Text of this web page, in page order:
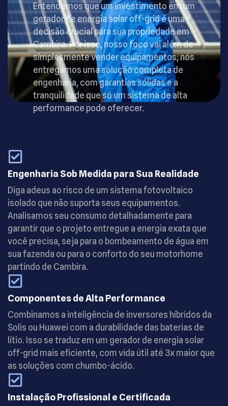
Entendemos que um investimento em um
gerador de energia solar off-grid é uma
decisão crucial para sua propriedade em
Cambira. Por isso, nosso foco vai além de
simplesmente vender equipamentos; nós
entregamos uma solução completa de
engenharia, com garantias sólidas e a
tranquilidade que só um sistema de alta
performance pode oferecer.
Engenharia Sob Medida para Sua Realidade
Diga adeus ao risco de um sistema fotovoltaico
isolado que não suporta seus equipamentos.
Analisamos seu consumo detalhadamente para
garantir que o projeto entregue a energia exata que
você precisa, seja para o bombeamento de água em
sua fazenda ou para o conforto do seu motorhome
partindo de Cambira.
Componentes de Alta Performance
Combinamos a inteligência de inversores híbridos da
Solis ou Huawei com a durabilidade das baterias de
lítio. Isso se traduz em um gerador de energia solar
off-grid mais eficiente, com vida útil até 3x maior que
as soluções com chumbo-ácido.
Instalação Profissional e Certificada